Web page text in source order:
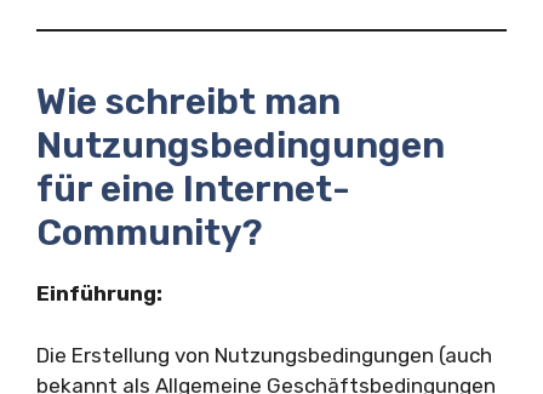
Wie schreibt man
Nutzungsbedingungen
für eine Internet-
Community?
Einführung:
Die Erstellung von Nutzungsbedingungen (auch
bekannt als Allgemeine Geschäftsbedingungen